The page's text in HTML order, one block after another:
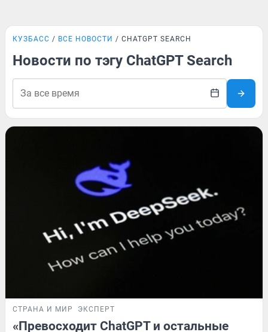
КУЗБАСС ВСЕ НОВОСТИ CHATGPT SEARCH
Новости по тэгу ChatGPT Search
СТРАНА И МИР ЭКСПЕРТ
«Превосходит ChatGPT и остальные